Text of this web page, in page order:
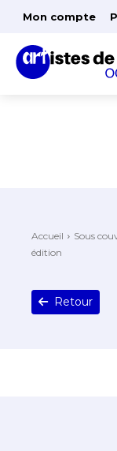
Mon compte
Accueil
Sous
édition
Retour